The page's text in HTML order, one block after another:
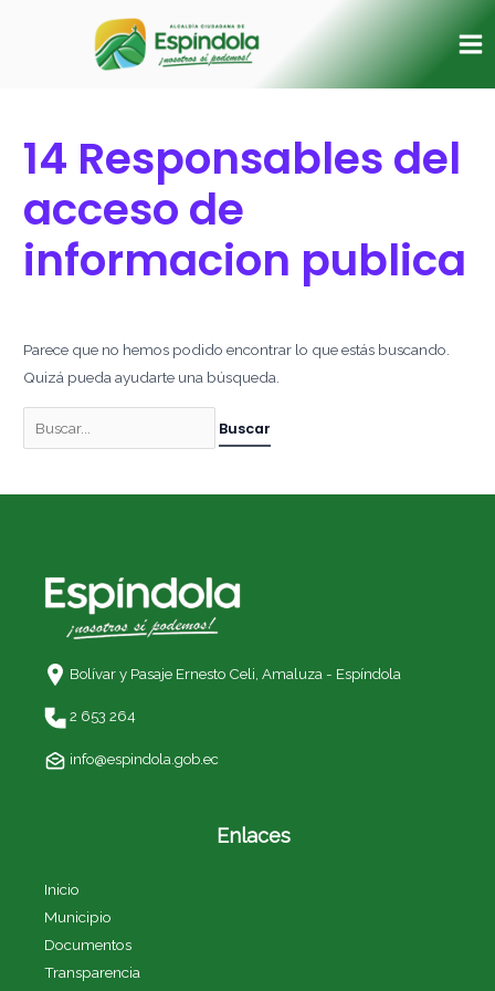
14 Responsables del
acceso de
informacion publica
Parece que no hemos podido encontrar lo que estás buscando.
Quizá pueda ayudarte una búsqueda.
Bolívar y Pasaje Ernesto Celi, Amaluza - Espíndola
2 653 264
info@espindola.gob.ec
Enlaces
Inicio
Municipio
Documentos
Transparencia